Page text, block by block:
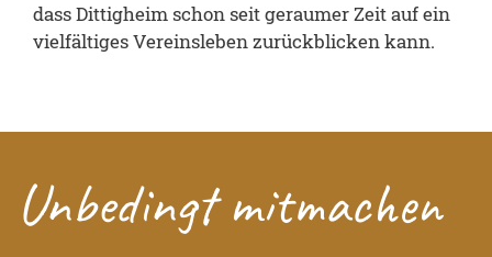
dass Dittigheim schon seit geraumer Zeit auf ein
vielfältiges Vereinsleben zurückblicken kann.
Unbedingt mitmachen